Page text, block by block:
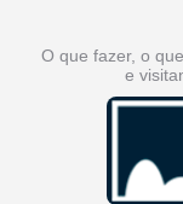
O que fazer, o
e